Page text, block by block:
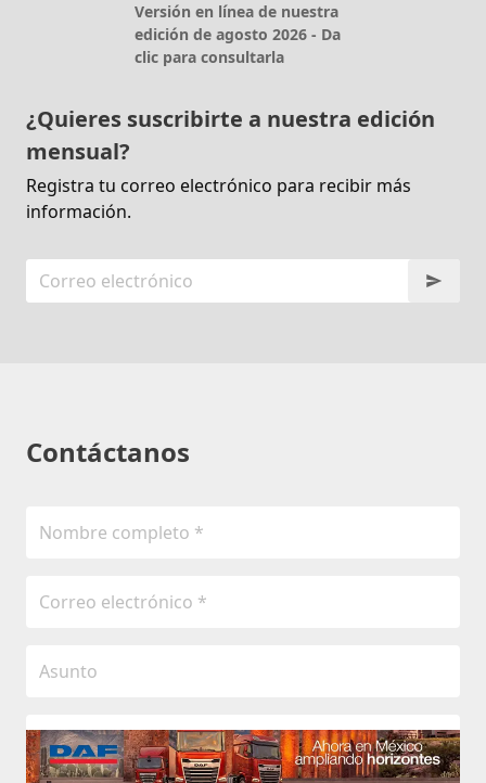
Versión en línea de nuestra
edición de agosto 2026 - Da
clic para consultarla
¿Quieres suscribirte a nuestra edición
mensual?
Registra tu correo electrónico para recibir más
información.
Contáctanos